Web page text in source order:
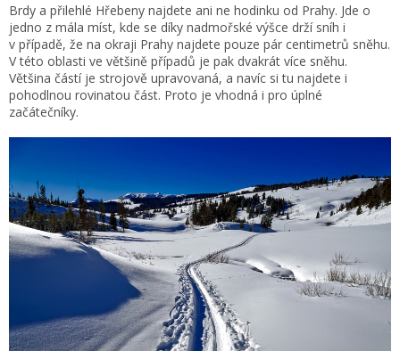
Brdy a přilehlé Hřebeny najdete ani ne hodinku od Prahy. Jde o
jedno z mála míst, kde se díky nadmořské výšce drží sníh i
v případě, že na okraji Prahy najdete pouze pár centimetrů sněhu.
V této oblasti ve většině případů je pak dvakrát více sněhu.
Většina částí je strojově upravovaná, a navíc si tu najdete i
pohodlnou rovinatou část. Proto je vhodná i pro úplné
začátečníky.